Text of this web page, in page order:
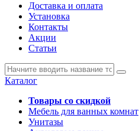
Доставка и оплата
Установка
Контакты
Акции
Статьи
Каталог
Товары со скидкой
Мебель для ванных комнат
Унитазы